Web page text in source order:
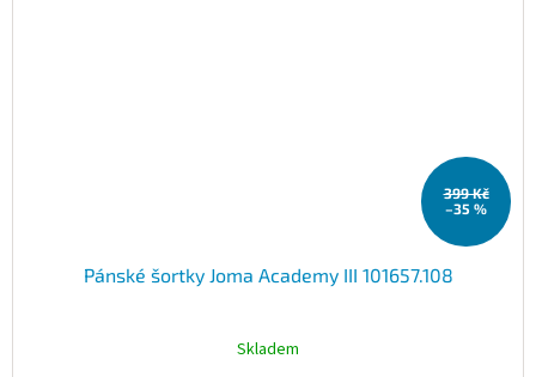
399 Kč
–35 %
Pánské šortky Joma Academy III 101657.108
Skladem